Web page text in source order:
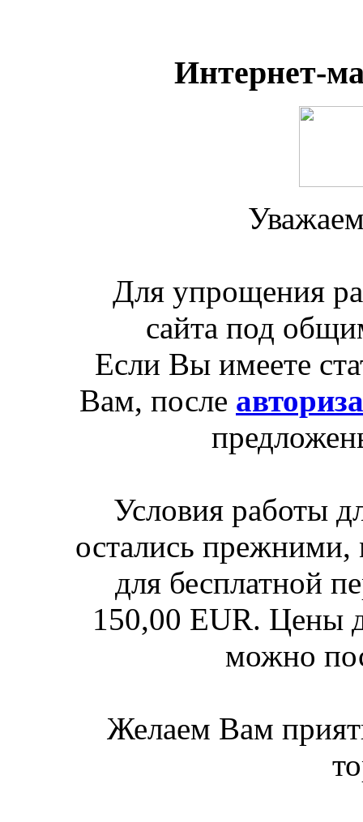
Интернет-
Для упрощения
сайта под
Если Вы имеете
Вам, после
Условия работы
остались прежними,
для бесплатной
150,00 EUR. Цены
можно
Желаем Вам